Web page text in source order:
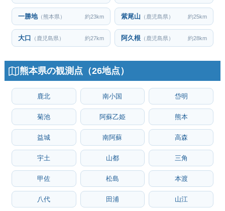
一勝地（熊本県） 約23km 紫尾山 （鹿児島県） 約25km
大口 （鹿児島県） 約27km 阿久根（鹿児島県） 約28km
熊本県の観測点（26地点）
鹿北 南小国 岱明
菊池 阿蘇乙姫 熊本
益城 南阿蘇 高森
宇土 山都 三角
甲佐 松島 本渡
八代 田浦 山江